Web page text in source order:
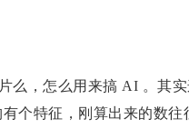
，怎么用来搞 AI 。其实
有个特征，刚算出来的数